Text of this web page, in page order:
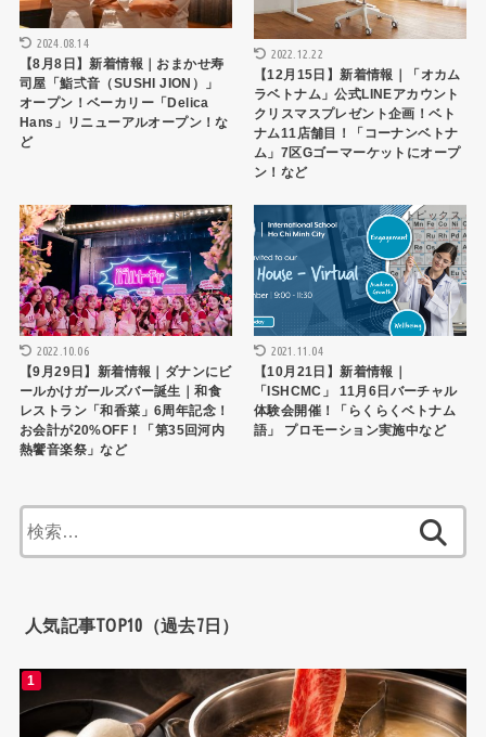
2024.08.14
【8月8日】新着情報｜おまかせ寿
司屋「鮨弍音（SUSHI JION）」
オープン！ベーカリー「Delica
Hans」リニューアルオープン！な
ど
2022.12.22
【12月15日】新着情報｜「オカム
ラベトナム」公式LINEアカウント
クリスマスプレゼント企画！ベト
ナム11店舗目！「コーナンベトナ
ム」7区Gゴーマーケットにオープ
ン！など
トピックス
2022.10.06
【9月29日】新着情報｜ダナンにビ
ールかけガールズバー誕生｜和食
レストラン「和香菜」6周年記念！
お会計が20%OFF！「第35回河内
熱饗音楽祭」など
トピックス
2021.11.04
【10月21日】新着情報｜
「ISHCMC」 11月6日バーチャル
体験会開催！「らくらくベトナム
語」 プロモーション実施中など
索:
人気記事TOP10（過去7日）